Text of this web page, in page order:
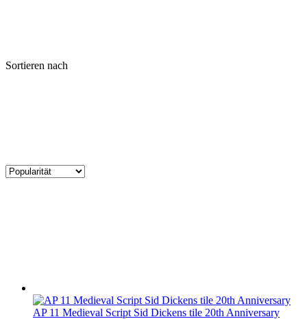
Sortieren nach
AP 11 Medieval Script Sid Dickens tile 20th Anniversary